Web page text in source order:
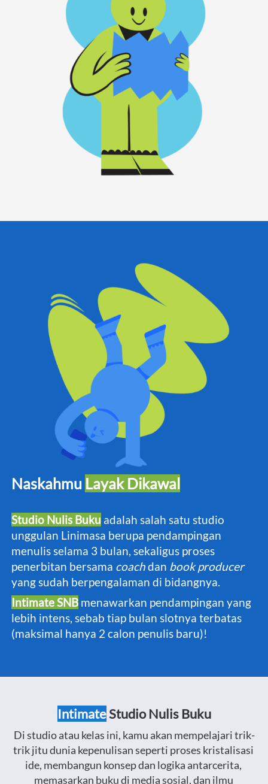
Naskahmu Layak Dikawal
Studio Nulis Buku adalah salah satu studio
unggulan Linimasa berupa pendampingan
menulis selama 3 bulan, sekaligus proses
penerbitan bersama coach dan
book producer
yang sudah berpengalaman di bidangnya.
Intimate SNB menawarkan pendampingan yang
lebih intens, sebab tiap bulan slotnya terbatas
(maksimal hanya 2 calon penulis baru)!
IntimateStudio Nulis Buku
Di studio atau kelas ini, kamu akan mempelajari trik-
trik jitu dunia kepenulisan seperti proses kristalisasi
ide, membangun konsep dan logika antarcerita,
memasarkan buku di media sosial, dan ilmu